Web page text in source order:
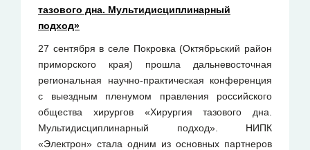
тазового дна. Мультидисциплинарный
подход»
27 сентября в селе Покровка (Октябрьский район
приморского края) прошла дальневосточная
региональная научно-практическая конференция
с выездным пленумом правления российского
общества хирургов «Хирургия тазового дна.
Мультидисциплинарный подход». НИПК
«Электрон» стала одним из основных партнеров